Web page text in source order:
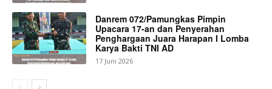
Danrem 072/Pamungkas Pimpin
Upacara 17-an dan Penyerahan
Penghargaan Juara Harapan I Lomba
Karya Bakti TNI AD
17 Juni 2026